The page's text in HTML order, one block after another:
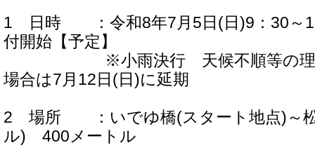
1 日時 ：令和8年7月5日(日)9：30～
付開始【予定】
※小雨決行 天候不順等の理由
場合は7月12日(日)に延期
2 場所 ：いでゆ橋(スタート地点)～松
ル) 400メートル